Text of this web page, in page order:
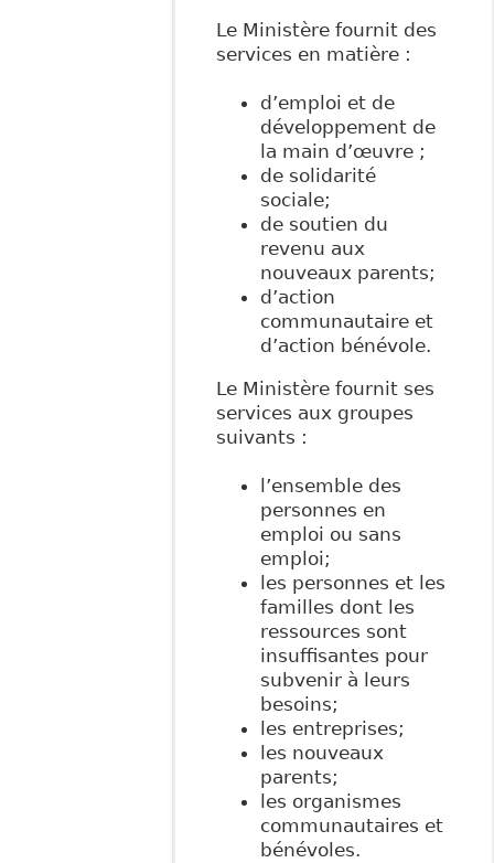
Le Ministère fournit des
services en matière :
d’emploi et de
développement de
la main d’œuvre ;
de solidarité
sociale;
de soutien du
revenu aux
nouveaux parents;
d’action
communautaire et
d’action bénévole.
Le Ministère fournit ses
services aux groupes
suivants :
l’ensemble des
personnes en
emploi ou sans
emploi;
les personnes et les
familles dont les
ressources sont
insuffisantes pour
subvenir à leurs
besoins;
les entreprises;
les nouveaux
parents;
les organismes
communautaires et
bénévoles.